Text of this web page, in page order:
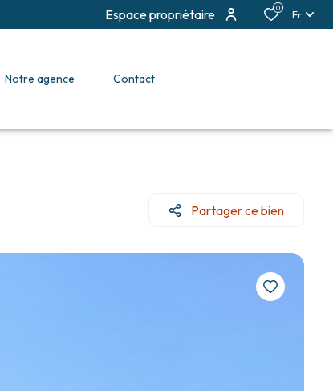
Espace propriétaire 0 Fr
notre agence contact
Partager ce bien